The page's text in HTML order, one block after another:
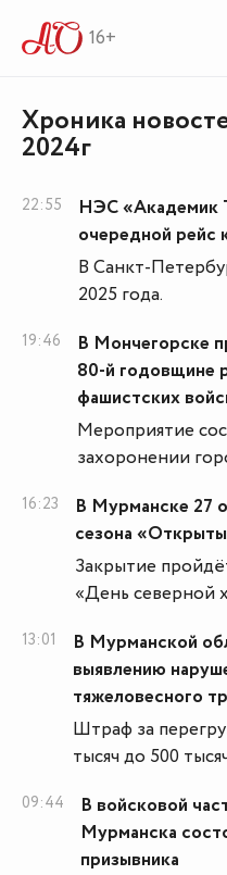
16+
Хроника
2024г
22:55
НЭС «Академик
очередной рейс
В Санкт-
2025 года.
19:46
В Мончегорске
80-й годовщине
фашистских
Мероприятие
захоронении
16:23
В Мурманске 27
сезона
Закрытие
«День северной
13:01
В Мурманской
выявлению
тяжеловесного
Штраф за
тысяч до 500
09:44
В войсковой
Мурманска
призывника